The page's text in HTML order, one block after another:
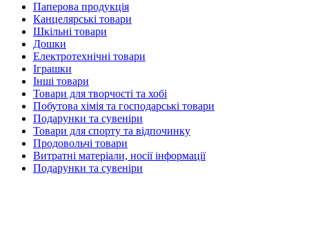
Паперова продукція
Канцелярські товари
Шкільні товари
Дошки
Електротехнічні товари
Іграшки
Інші товари
Товари для творчості та хобі
Побутова хімія та господарські товари
Подарунки та сувеніри
Товари для спорту та відпочинку
Продовольчі товари
Витратні матеріали, носії інформації
Подарунки та сувеніри